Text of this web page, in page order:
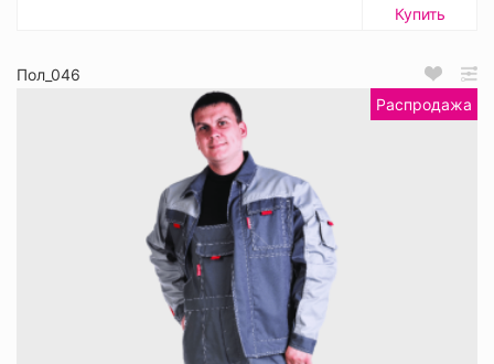
Купить
Пол_046
Распродажа